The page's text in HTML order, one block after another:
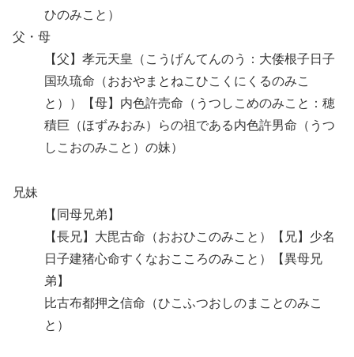
ひのみこと）
父・母
【父】孝元天皇（こうげんてんのう：大倭根子日子
国玖琉命（おおやまとねこひこくにくるのみこ
と））【母】内色許売命（うつしこめのみこと：穂
積巨（ほずみおみ）らの祖である内色許男命（うつ
しこおのみこと）の妹）
兄妹
【同母兄弟】
【長兄】大毘古命（おおひこのみこと）【兄】少名
日子建猪心命すくなおこころのみこと）【異母兄
弟】
比古布都押之信命（ひこふつおしのまことのみこ
と）